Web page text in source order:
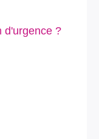
d'urgence ?